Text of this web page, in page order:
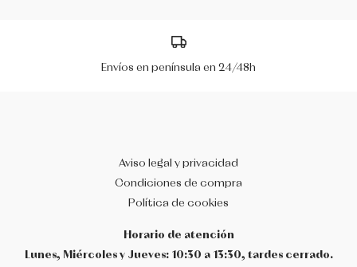
Envíos en península en 24/48h
Aviso legal y privacidad
Condiciones de compra
Política de cookies
Horario de atención
Lunes, Miércoles y Jueves: 10:30 a 13:30, tardes cerrado.